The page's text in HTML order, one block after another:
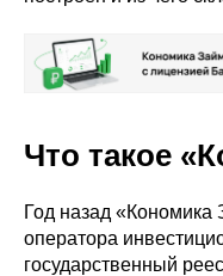
Что такое
Год назад
оператора
государственный